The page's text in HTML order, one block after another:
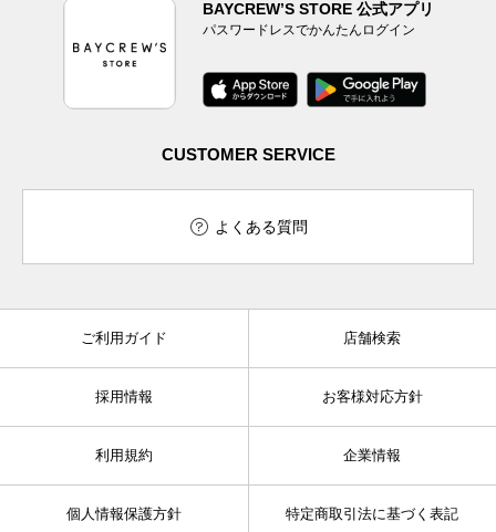
BAYCREW’S STORE 公式アプリ
パスワードレスでかんたんログイン
CUSTOMER SERVICE
よくある質問
ご利用ガイド 店舗検索
採用情報 お客様対応方針
利用規約 企業情報
個人情報保護方針 特定商取引法に基づく表記